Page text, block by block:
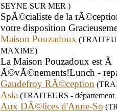
SEYNE SUR MER )
SpÃ©cialiste de la
votre disposition
Maison Pouzadoux
MAXIME)
La Maison Pouzadoux est
Ã©vÃ©nements!Lunch -
Gaudefroy RÃ©ception
Asia (TRAITEURS -
Aux DÃ©lices d'Anne-So